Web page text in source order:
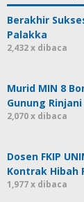
Berakhir
Palakka
2,432 x dibaca
Murid MIN 8
Gunung Rinjani
2,070 x dibaca
Dosen FKIP
Kontrak Hibah
1,977 x dibaca